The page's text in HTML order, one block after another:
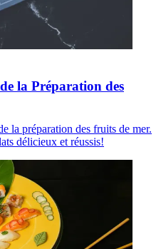
la Préparation des
la préparation des fruits de mer.
délicieux et réussis!